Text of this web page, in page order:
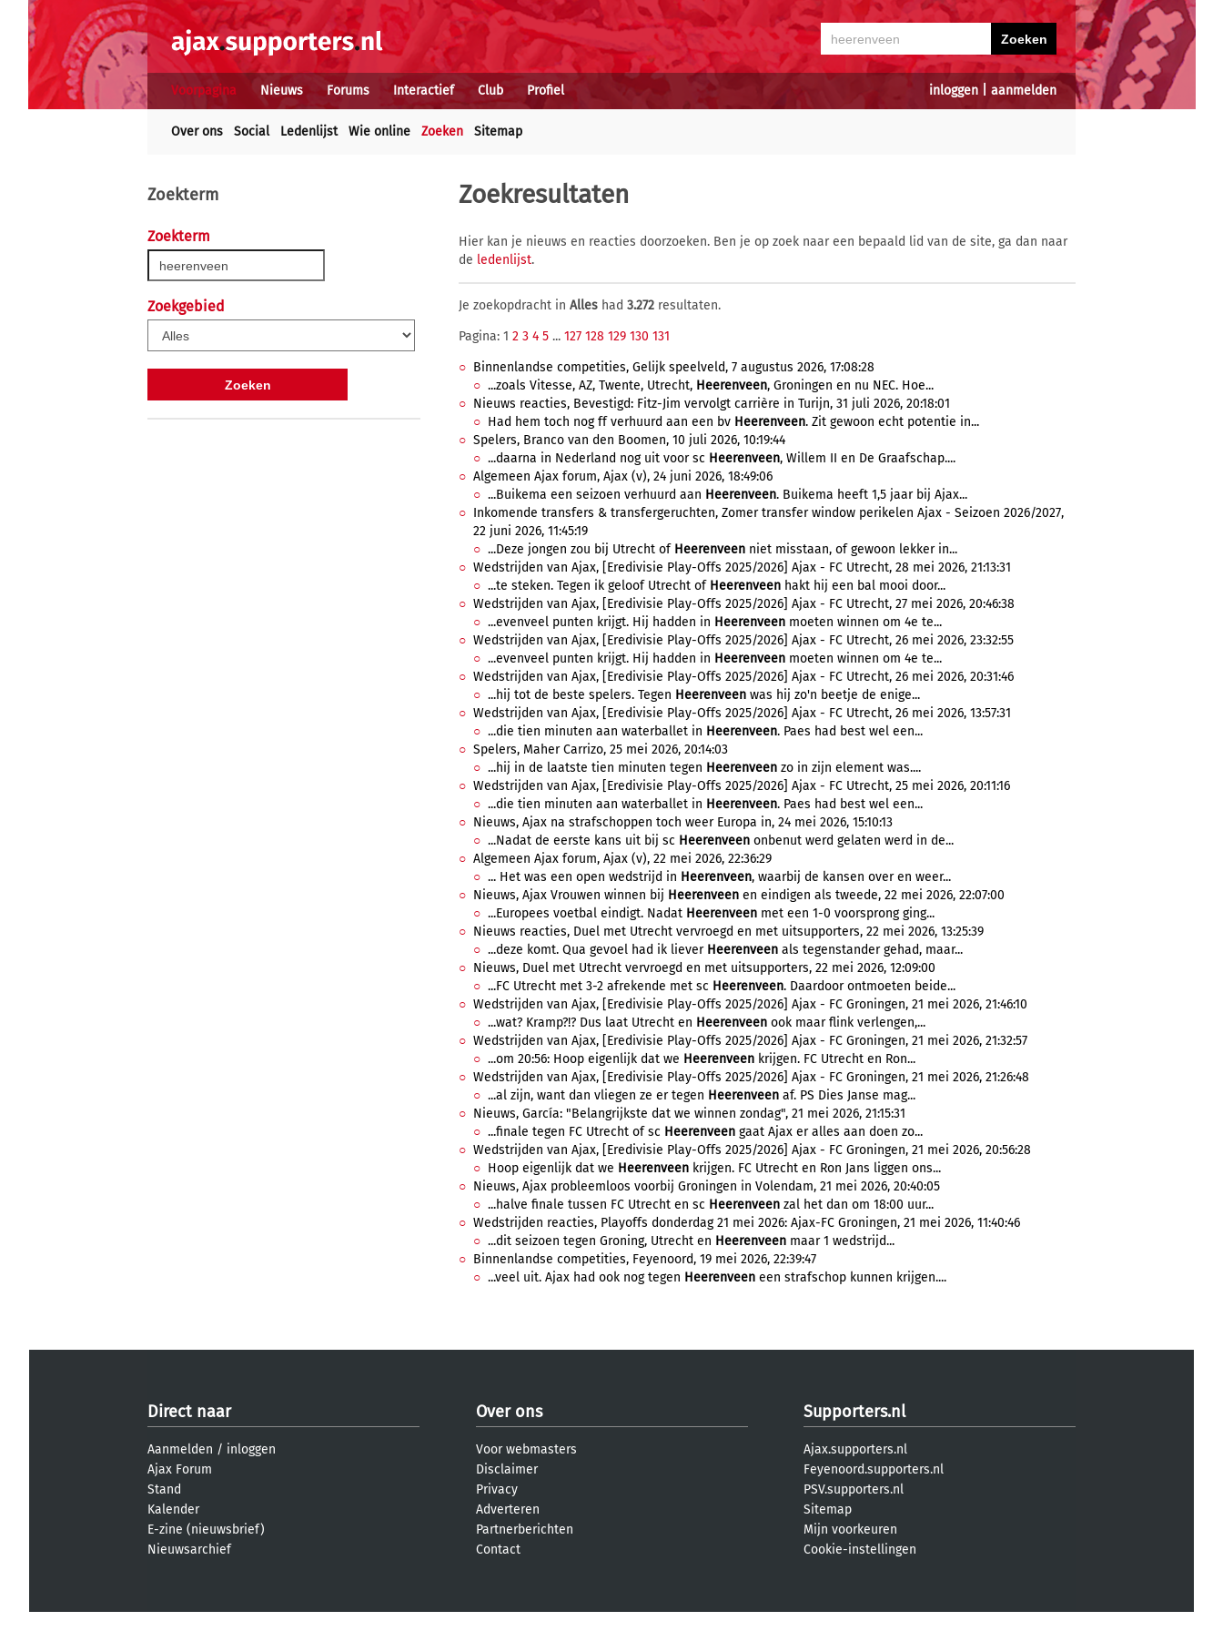
inloggen aanmelden
Voorpagina Nieuws Forums Interactief Club Profiel
Over ons Social Ledenlijst Wie online Zoeken Sitemap
Zoekterm
Zoekterm
Zoekgebied
Zoekresultaten
Hier kan je nieuws en reacties doorzoeken. Ben je op zoek naar een bepaald lid van de site, ga dan naar
de ledenlijst.
Je zoekopdracht in Alles had 3.272 resultaten.
Pagina: 1 2 3 4 5 ... 127 128 129 130 131
Binnenlandse competities, Gelijk speelveld, 7 augustus 2026, 17:08:28
...zoals Vitesse, AZ, Twente, Utrecht, Heerenveen, Groningen en nu NEC. Hoe...
Nieuws reacties, Bevestigd: Fitz-Jim vervolgt carrière in Turijn, 31 juli 2026, 20:18:01
Had hem toch nog ff verhuurd aan een bv Heerenveen. Zit gewoon echt potentie in...
Spelers, Branco van den Boomen, 10 juli 2026, 10:19:44
...daarna in Nederland nog uit voor sc Heerenveen, Willem II en De Graafschap....
Algemeen Ajax forum, Ajax (v), 24 juni 2026, 18:49:06
...Buikema een seizoen verhuurd aan Heerenveen. Buikema heeft 1,5 jaar bij Ajax...
Inkomende transfers & transfergeruchten, Zomer transfer window perikelen Ajax - Seizoen 2026/2027,
22 juni 2026, 11:45:19
...Deze jongen zou bij Utrecht of Heerenveen niet misstaan, of gewoon lekker in...
Wedstrijden van Ajax, [Eredivisie Play-Offs 2025/2026] Ajax - FC Utrecht, 28 mei 2026, 21:13:31
...te steken. Tegen ik geloof Utrecht of Heerenveen hakt hij een bal mooi door...
Wedstrijden van Ajax, [Eredivisie Play-Offs 2025/2026] Ajax - FC Utrecht, 27 mei 2026, 20:46:38
...evenveel punten krijgt. Hij hadden in Heerenveen moeten winnen om 4e te...
Wedstrijden van Ajax, [Eredivisie Play-Offs 2025/2026] Ajax - FC Utrecht, 26 mei 2026, 23:32:55
...evenveel punten krijgt. Hij hadden in Heerenveen moeten winnen om 4e te...
Wedstrijden van Ajax, [Eredivisie Play-Offs 2025/2026] Ajax - FC Utrecht, 26 mei 2026, 20:31:46
...hij tot de beste spelers. Tegen Heerenveen was hij zo'n beetje de enige...
Wedstrijden van Ajax, [Eredivisie Play-Offs 2025/2026] Ajax - FC Utrecht, 26 mei 2026, 13:57:31
...die tien minuten aan waterballet in Heerenveen. Paes had best wel een...
Spelers, Maher Carrizo, 25 mei 2026, 20:14:03
...hij in de laatste tien minuten tegen Heerenveen zo in zijn element was....
Wedstrijden van Ajax, [Eredivisie Play-Offs 2025/2026] Ajax - FC Utrecht, 25 mei 2026, 20:11:16
...die tien minuten aan waterballet in Heerenveen. Paes had best wel een...
Nieuws, Ajax na strafschoppen toch weer Europa in, 24 mei 2026, 15:10:13
...Nadat de eerste kans uit bij sc Heerenveen onbenut werd gelaten werd in de...
Algemeen Ajax forum, Ajax (v), 22 mei 2026, 22:36:29
... Het was een open wedstrijd in Heerenveen, waarbij de kansen over en weer...
Nieuws, Ajax Vrouwen winnen bij Heerenveen en eindigen als tweede, 22 mei 2026, 22:07:00
...Europees voetbal eindigt. Nadat Heerenveen met een 1-0 voorsprong ging...
Nieuws reacties, Duel met Utrecht vervroegd en met uitsupporters, 22 mei 2026, 13:25:39
...deze komt. Qua gevoel had ik liever Heerenveen als tegenstander gehad, maar...
Nieuws, Duel met Utrecht vervroegd en met uitsupporters, 22 mei 2026, 12:09:00
...FC Utrecht met 3-2 afrekende met sc Heerenveen. Daardoor ontmoeten beide...
Wedstrijden van Ajax, [Eredivisie Play-Offs 2025/2026] Ajax - FC Groningen, 21 mei 2026, 21:46:10
...wat? Kramp?!? Dus laat Utrecht en Heerenveen ook maar flink verlengen,...
Wedstrijden van Ajax, [Eredivisie Play-Offs 2025/2026] Ajax - FC Groningen, 21 mei 2026, 21:32:57
...om 20:56: Hoop eigenlijk dat we Heerenveen krijgen. FC Utrecht en Ron...
Wedstrijden van Ajax, [Eredivisie Play-Offs 2025/2026] Ajax - FC Groningen, 21 mei 2026, 21:26:48
...al zijn, want dan vliegen ze er tegen Heerenveen af. PS Dies Janse mag...
Nieuws, García: "Belangrijkste dat we winnen zondag", 21 mei 2026, 21:15:31
...finale tegen FC Utrecht of sc Heerenveen gaat Ajax er alles aan doen zo...
Wedstrijden van Ajax, [Eredivisie Play-Offs 2025/2026] Ajax - FC Groningen, 21 mei 2026, 20:56:28
Hoop eigenlijk dat we Heerenveen krijgen. FC Utrecht en Ron Jans liggen ons...
Nieuws, Ajax probleemloos voorbij Groningen in Volendam, 21 mei 2026, 20:40:05
...halve finale tussen FC Utrecht en sc Heerenveen zal het dan om 18:00 uur...
Wedstrijden reacties, Playoffs donderdag 21 mei 2026: Ajax-FC Groningen, 21 mei 2026, 11:40:46
...dit seizoen tegen Groning, Utrecht en Heerenveen maar 1 wedstrijd...
Binnenlandse competities, Feyenoord, 19 mei 2026, 22:39:47
...veel uit. Ajax had ook nog tegen Heerenveen een strafschop kunnen krijgen....
Direct naar
Aanmelden / inloggen
Ajax Forum
Stand
Kalender
E-zine (nieuwsbrief)
Nieuwsarchief
Over ons
Voor webmasters
Disclaimer
Privacy
Adverteren
Partnerberichten
Contact
Supporters.nl
Ajax.supporters.nl
Feyenoord.supporters.nl
PSV.supporters.nl
Sitemap
Mijn voorkeuren
Cookie-instellingen